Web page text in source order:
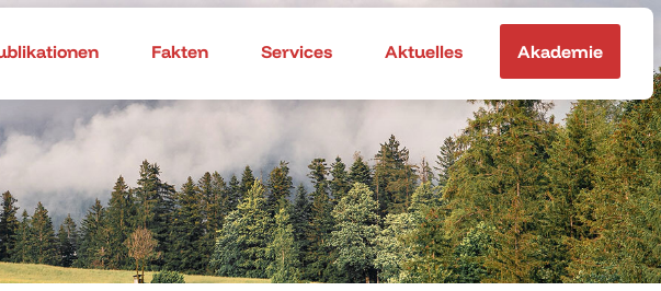
Fakten Services Aktuelles Akademie